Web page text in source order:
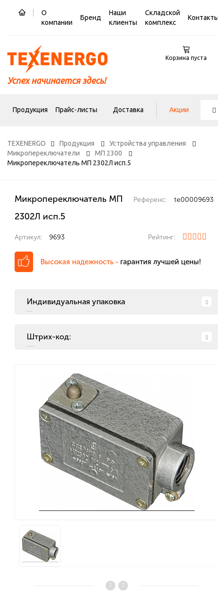
О
компании
Бренд
Наши
клиенты
Складской
комплекс
Успех начинается здесь!
Корзина пуста
Продукция Прайс-листы Доставка Акции
TEXENERGO Продукция
Устройства управления
Микропереключатели
МП 2300
Микропереключатель МП 2302Л исп.5
Микропереключатель МП
2302Л исп.5
Референс: te00009693
Артикул: 9693 Рейтинг:
Высокая надежность - гарантия лучшей цены!
Индивидуальная упаковка
Штрих-код: